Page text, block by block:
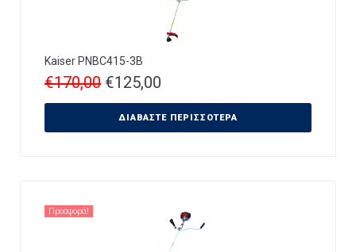
Kaiser PNBC415-3B
€170,00 €125,00
ΔΙΑΒΆΣΤΕ ΠΕΡΙΣΣΌΤΕΡΑ
Προσφορά!